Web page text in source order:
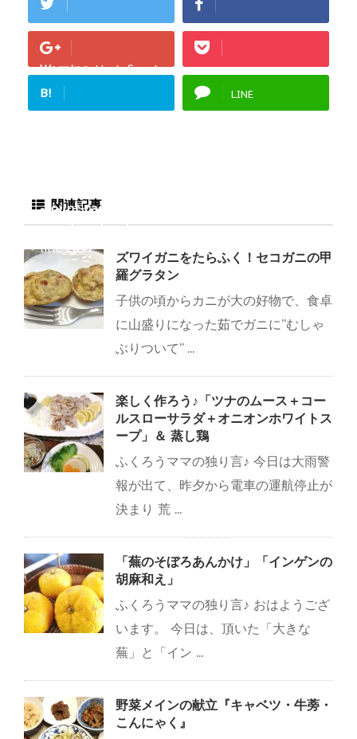
Warning: Undefined
array key "Google+"
in/home/fukurou-
-count-cache/sns-
count-cache.phpon
line2897
B! LINE
関連記事
ズワイガニをたらふく！セコガニの甲
羅グラタン
子供の頃からカニが大の好物で、食卓
に山盛りになった茹でガニに”むしゃ
ぶりついて” ...
楽しく作ろう♪「ツナのムース＋コー
ルスローサラダ＋オニオンホワイトス
ープ」＆ 蒸し鶏
ふくろうママの独り言♪ 今日は大雨警
報が出て、昨夕から電車の運航停止が
決まり 荒 ...
「蕪のそぼろあんかけ」「インゲンの
胡麻和え」
ふくろうママの独り言♪ おはようござ
います。 今日は、頂いた「大きな
蕪」と「イン ...
野菜メインの献立『キャベツ・牛蒡・
こんにゃく』